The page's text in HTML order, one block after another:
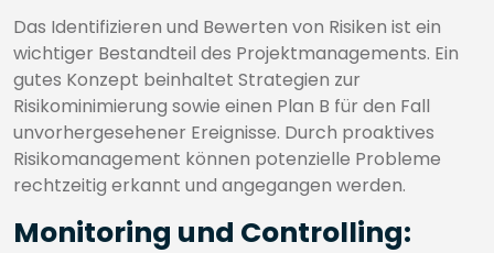
Das Identifizieren und Bewerten von Risiken ist ein
wichtiger Bestandteil des Projektmanagements. Ein
gutes Konzept beinhaltet Strategien zur
Risikominimierung sowie einen Plan B für den Fall
unvorhergesehener Ereignisse. Durch proaktives
Risikomanagement können potenzielle Probleme
rechtzeitig erkannt und angegangen werden.
Monitoring und Controlling: